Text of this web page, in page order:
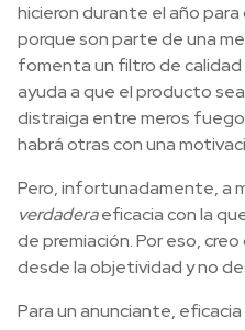
hicieron durante el año para
porque son parte de una
fomenta un filtro de
ayuda a que el producto
distraiga entre meros
habrá otras con una
Pero, infortunadamente, a
verdaderaeficacia con la
de premiación. Por eso,
desde la objetividad y no
Para un anunciante,